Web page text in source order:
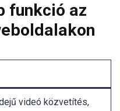
funkció az
videó közvetítés,